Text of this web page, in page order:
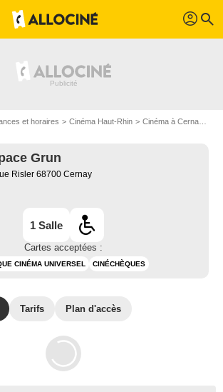
profil search
et horaires Cinéma Haut-Rhin Cinéma à Cernay
Grun
Risler 68700 Cernay
1 Salle
Cartes acceptées :
CINÉMA UNIVERSEL CINÉCHÈQUES
Tarifs Plan d'accès